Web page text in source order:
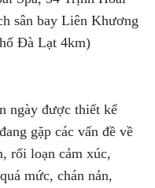
sân bay Liên Khương
Đà Lạt 4km)
ngày được thiết kế
gặp các vấn đề về
rối loạn cảm xúc,
mức, chán nản,